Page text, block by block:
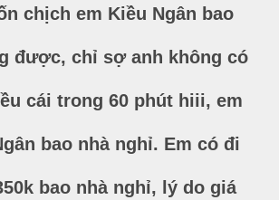
chịch em Kiều Ngân bao
được, chỉ sợ anh không có
cái trong 60 phút hiii, em
bao nhà nghỉ. Em có đi
bao nhà nghỉ, lý do giá